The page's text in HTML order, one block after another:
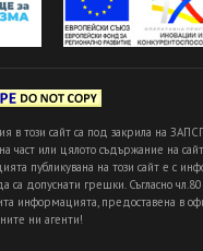
в този сайт са под закрила на
част или цялото съдържание на
публикувана на този сайт е с
допуснати грешки. Съгласно
информацията, предоставена в
ни агенти!